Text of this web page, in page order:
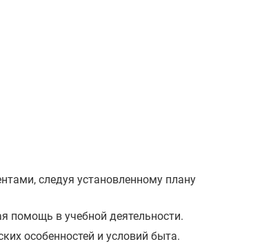
следуя установленному плану
помощь в учебной деятельности.
особенностей и условий быта.